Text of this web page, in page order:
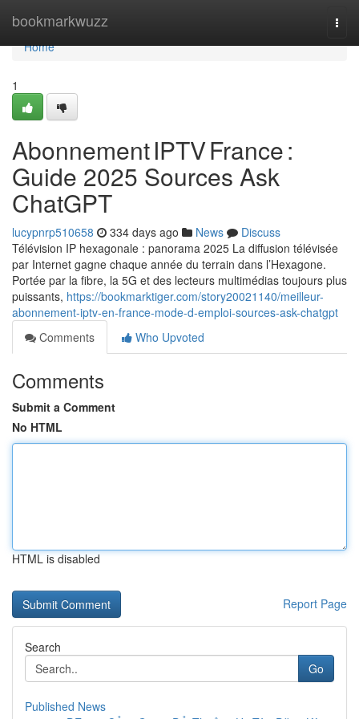
bookmarkwuzz
Home
Home
1
Abonnement IPTV France :
Guide 2025 Sources Ask
ChatGPT
lucypnrp510658 334 days ago News
Discuss
Télévision IP hexagonale : panorama 2025 La diffusion télévisée
par Internet gagne chaque année du terrain dans l’Hexagone.
Portée par la fibre, la 5G et des lecteurs multimédias toujours plus
puissants, https://bookmarktiger.com/story20021140/meilleur-
abonnement-iptv-en-france-mode-d-emploi-sources-ask-chatgpt
Comments
Who Upvoted
Comments
Submit a Comment
No HTML
HTML is disabled
Report Page
Search
Go
Published News